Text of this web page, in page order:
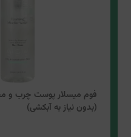
فوم میسلار پوست چرب و
(بدون نیاز به آبکشی)